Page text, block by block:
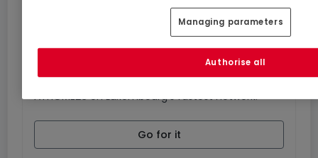
GiGA internet: internet at home
ATHOME26 on Luxembourg’s fastest network.
Go for it
Managing parameters
Authorise all